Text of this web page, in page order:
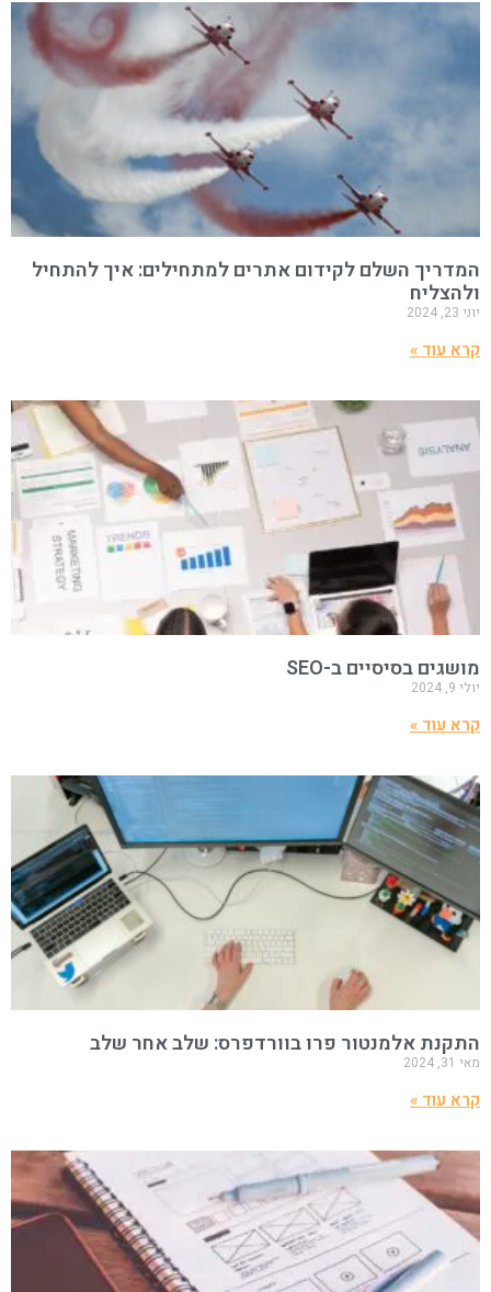
המדריך השלם לקידום אתרים למתחילים: איך להתחיל
ולהצליח
יוני 23, 2024
קרא עוד »
מושגים בסיסיים ב-SEO
יולי 9, 2024
קרא עוד »
התקנת אלמנטור פרו בוורדפרס: שלב אחר שלב
מאי 31, 2024
קרא עוד »